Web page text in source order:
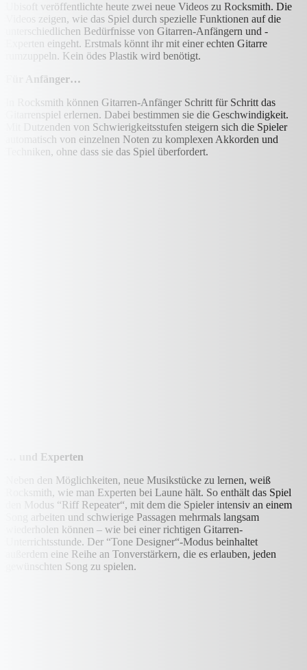
Ubisoft veröffentlichte heute zwei neue Videos zu Rocksmith. Die
Videos zeigen, wie das Spiel durch spezielle Funktionen auf die
unterschiedlichen Bedürfnisse von Gitarren-Anfängern und -
Experten eingeht. Erstmals könnt ihr mit einer echten Gitarre
rumzuppeln. Kein ödes Plastik wird benötigt.
Für Anfänger…
In Rocksmith können Gitarren-Anfänger Schritt für Schritt das
Gitarrenspiel erlernen. Dabei bestimmen sie die Geschwindigkeit.
Mit Dutzenden von Schwierigkeitsstufen steigern sich die Spieler
automatisch von einzelnen Noten zu komplexen Akkorden und
Techniken, ohne dass sie das Spiel überfordert.
… und Experten
Neben den Möglichkeiten, neue Musikstücke zu lernen, weiß
Rocksmith, wie man Experten bei Laune hält. So enthält das Spiel
den Modus “Riff Repeater“, mit dem die Spieler intensiv an einem
Song arbeiten und schwierige Passagen mehrmals langsam
wiederholen können – wie bei einer richtigen Gitarren-
Unterrichtsstunde. Der “Tone Designer“-Modus beinhaltet
außerdem eine Reihe an Tonverstärkern, die es erlauben, jeden
gewünschten Song zu spielen.